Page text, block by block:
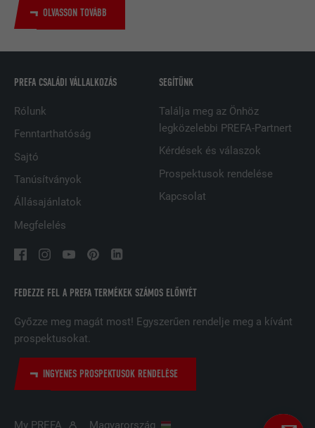
OLVASSON TOVÁBB
FEDEZZE FEL A PREFA TERMÉKEK SZÁMOS ELŐNYÉT
Győzze meg magát most! Egyszerűen rendelje meg a kívánt
prospektusokat.
INGYENES PROSPEKTUSOK RENDELÉSE
PREFA CSALÁDI VÁLLALKOZÁS
Rólunk
Fenntarthatóság
Sajtó
Tanúsítványok
Állásajánlatok
Megfelelés
SEGÍTÜNK
Találja meg az Önhöz
legközelebbi PREFA-Partnert
Kérdések és válaszok
Prospektusok rendelése
Kapcsolat
My PREFA Magyarország
SZOLGÁLTATÓ LinkedIn
CÉL
A LinkedIn közösségi hálózati
beágyazott szolgáltatások nyomon
CÉL
nyomon követésére használatos azzal
a céllal, hogy jól illeszkedő hirdetéseket